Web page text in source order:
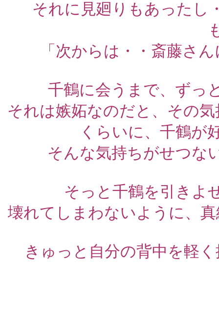
それに見廻りもあったし
「次からは・・斎藤さ
千鶴に会うまで、ずっ
それは嫉妬なのだと、その
くらいに、千鶴が
そんな気持ちがせつな
そっと千鶴を引きよ
壊れてしまわないように、
きゅっと自分の背中を軽